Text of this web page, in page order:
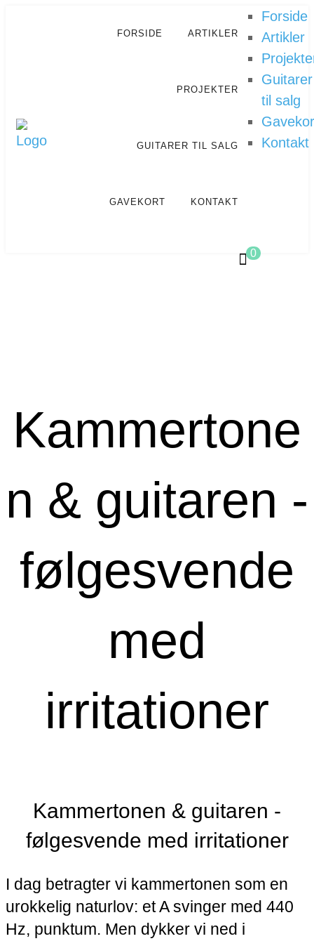
FORSIDE ARTIKLER
PROJEKTER
GUITARER TIL SALG
GAVEKORT KONTAKT
0
Forside
Artikler
Guitarer
til salg
Kontakt
Kammertone
n & guitaren -
følgesvende
med
irritationer
Kammertonen & guitaren -
følgesvende med irritationer
I dag betragter vi kammertonen som en
urokkelig naturlov: et A svinger med 440
Hz, punktum. Men dykker vi ned i